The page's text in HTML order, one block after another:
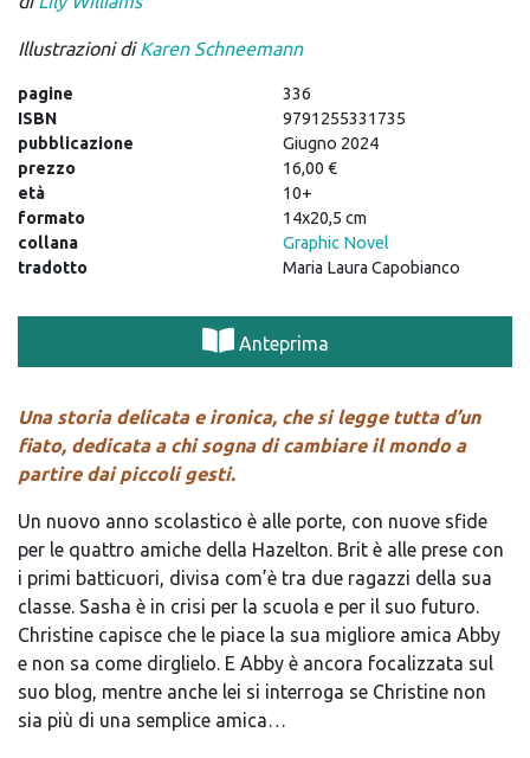
Illustrazioni diKaren Schneemann
pagine
336
ISBN
9791255331735
pubblicazione
Giugno 2024
prezzo
16,00 €
età
10+
formato
14x20,5 cm
collana
Graphic Novel
tradotto
Maria Laura Capobianco
Anteprima
Una storia delicata e ironica, che si legge tutta d’un
fiato, dedicata a chi sogna di cambiare il mondo a
partire dai piccoli gesti.
Un nuovo anno scolastico è alle porte, con nuove sfide
per le quattro amiche della Hazelton. Brit è alle prese con
i primi batticuori, divisa com’è tra due ragazzi della sua
classe. Sasha è in crisi per la scuola e per il suo futuro.
Christine capisce che le piace la sua migliore amica Abby
e non sa come dirglielo. E Abby è ancora focalizzata sul
suo blog, mentre anche lei si interroga se Christine non
sia più di una semplice amica…